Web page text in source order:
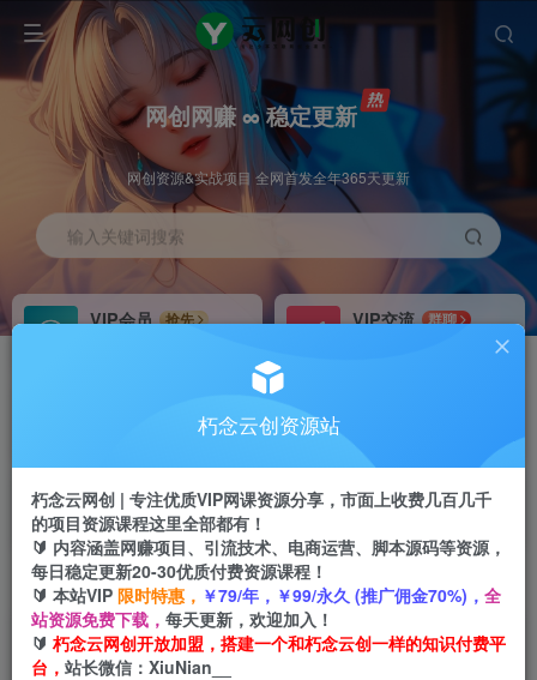
网创网赚 ∞ 稳定更新
网创资源&实战项目 全网首发全年365天更新
输入关键词搜索
VIP会员
抢先
VIP交流
群聊
研究探讨更多创业项目路子。
会员专属推广链接
四导航 导航
APP下载
GO
首页 创业课程 会员免费 正文
宝哥抖音直播引流私域的6个方法，日引流500+
朽念云创资源站
朽念云网创 | 专注优质VIP网课资源分享，市面上收费几百几千
的项目资源课程这里全部都有！
🔰 内容涵盖网赚项目、引流技术、电商运营、脚本源码等资源，
每日稳定更新20-30优质付费资源课程！
🔰 本站VIP 限时特惠， ￥79/年，￥99/永久 (推广佣金70%)， 全
站资源免费下载， 每天更新，欢迎加入！
🔰 朽念云网创开放加盟，搭建一个和朽念云创一样的知识付费平
台， 站长微信：XiuNian__